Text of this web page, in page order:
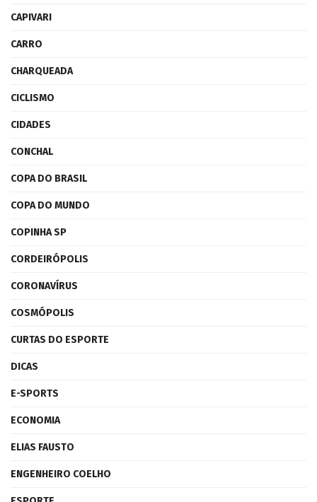
CAPIVARI
CARRO
CHARQUEADA
CICLISMO
CIDADES
CONCHAL
COPA DO BRASIL
COPA DO MUNDO
COPINHA SP
CORDEIRÓPOLIS
CORONAVÍRUS
COSMÓPOLIS
CURTAS DO ESPORTE
DICAS
E-SPORTS
ECONOMIA
ELIAS FAUSTO
ENGENHEIRO COELHO